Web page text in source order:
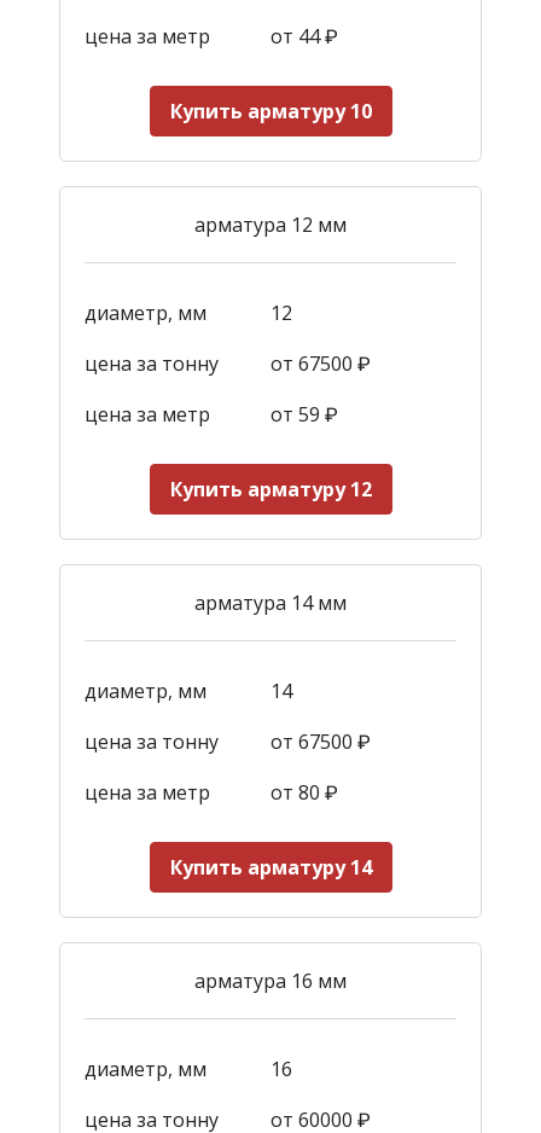
цена за метр
от 44₽
Купить арматуру 10
арматура 12 мм
диаметр, мм
12
цена за тонну
от 67500 ₽
цена за метр
от 59 ₽
Купить арматуру 12
арматура 14 мм
диаметр, мм
14
цена за тонну
от 67500 ₽
цена за метр
от 80 ₽
Купить арматуру 14
арматура 16 мм
диаметр, мм
16
цена за тонну
от 60000 ₽